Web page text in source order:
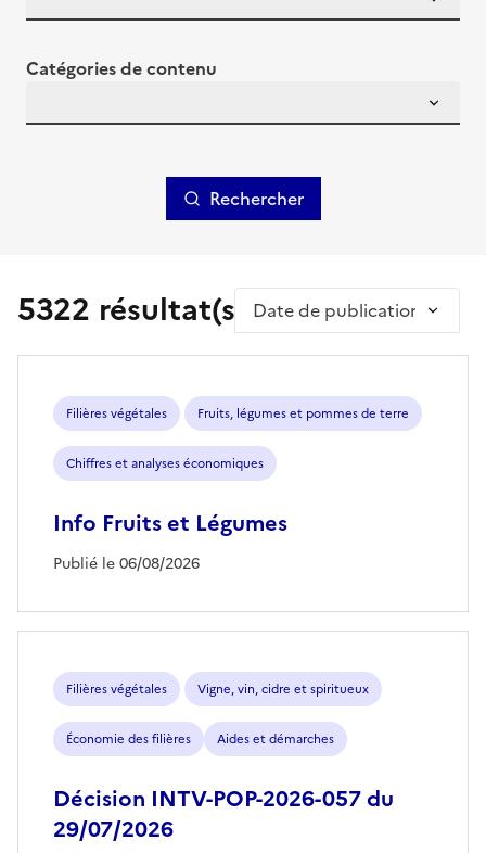
Catégories de contenu
Trier par
Rechercher
5322 résultat(s)
Filières végétales Fruits, légumes et pommes de terre
Chiffres et analyses économiques
Info Fruits et Légumes
Publié le 06/08/2026
Filières végétales Vigne, vin, cidre et spiritueux
Économie des filières Aides et démarches
Décision INTV-POP-2026-057 du
29/07/2026